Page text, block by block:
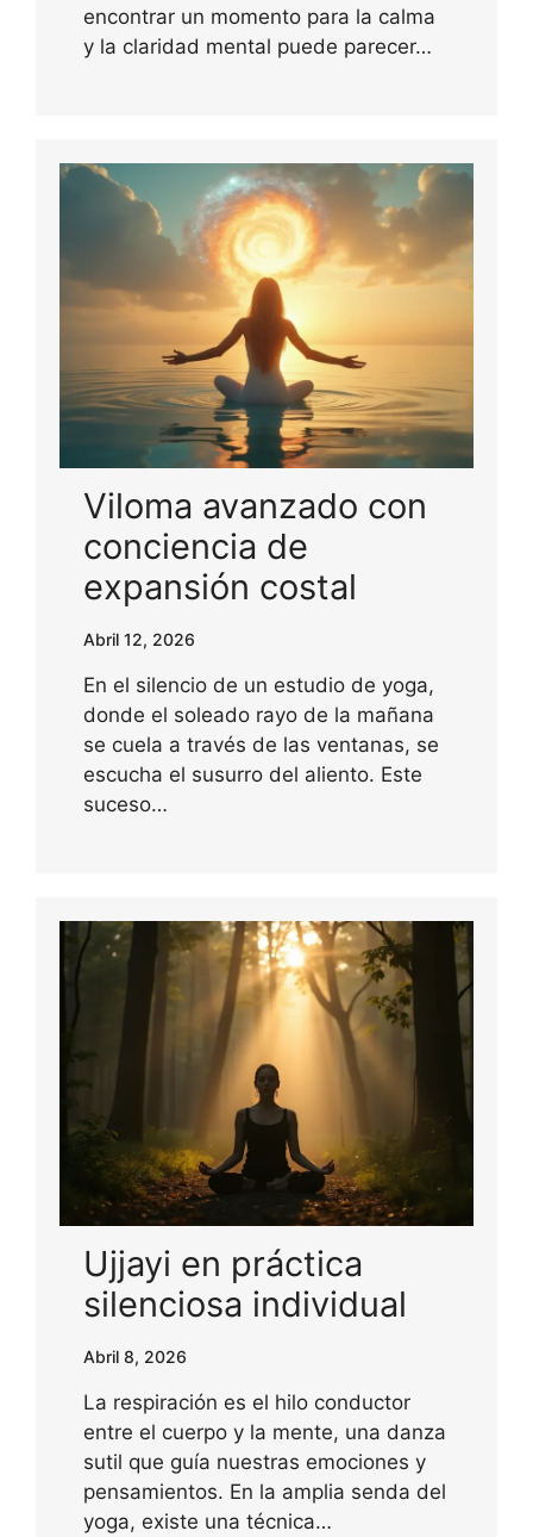
encontrar un momento para la calma
y la claridad mental puede parecer…
Viloma avanzado con
conciencia de
expansión costal
Abril 12, 2026
En el silencio de un estudio de yoga,
donde el soleado rayo de la mañana
se cuela a través de las ventanas, se
escucha el susurro del aliento. Este
suceso…
Ujjayi en práctica
silenciosa individual
Abril 8, 2026
La respiración es el hilo conductor
entre el cuerpo y la mente, una danza
sutil que guía nuestras emociones y
pensamientos. En la amplia senda del
yoga, existe una técnica…